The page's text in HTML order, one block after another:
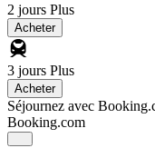
2 jours Plus
Acheter
3 jours Plus
Acheter
Séjournez avec
Booking.com